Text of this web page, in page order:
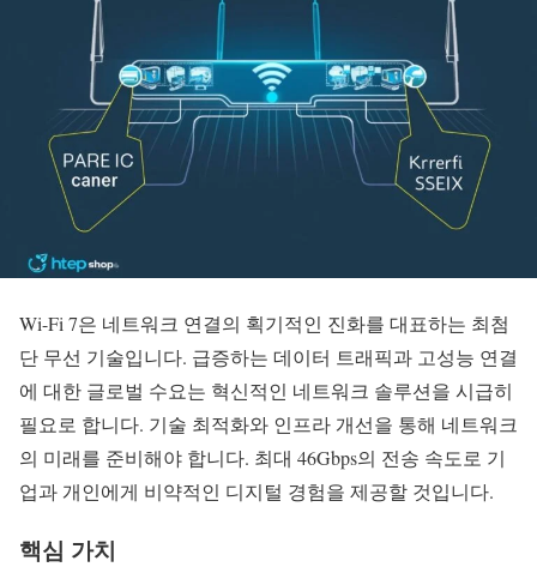
Wi-Fi 7은 네트워크 연결의 획기적인 진화를 대표하는 최첨
단 무선 기술입니다. 급증하는 데이터 트래픽과 고성능 연결
에 대한 글로벌 수요는 혁신적인 네트워크 솔루션을 시급히
필요로 합니다. 기술 최적화와 인프라 개선을 통해 네트워크
의 미래를 준비해야 합니다. 최대 46Gbps의 전송 속도로 기
업과 개인에게 비약적인 디지털 경험을 제공할 것입니다.
핵심 가치